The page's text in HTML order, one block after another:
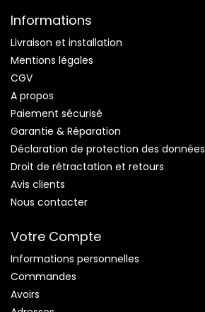
Informations
Livraison et installation
Mentions légales
CGV
A propos
Paiement sécurisé
Garantie & Réparation
Déclaration de protection des données
Droit de rétractation et retours
Avis clients
Nous contacter
Votre Compte
Informations personnelles
Commandes
Avoirs